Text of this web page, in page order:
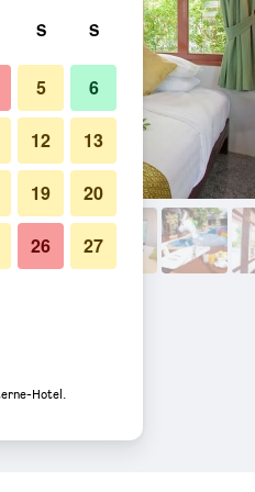
S S
5 6
12 13
19 20
26 27
Hotel.